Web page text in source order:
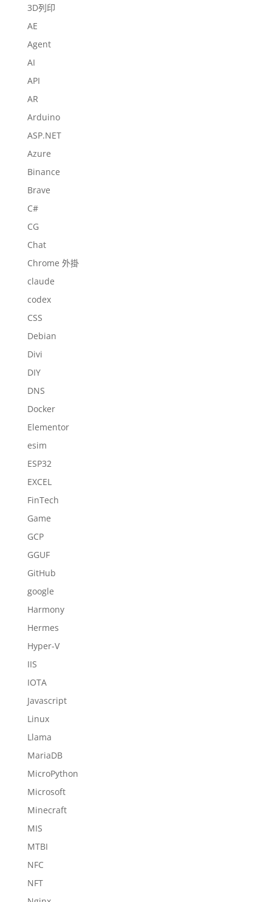
3D列印
AE
Agent
AI
API
AR
Arduino
ASP.NET
Azure
Binance
Brave
C#
CG
Chat
Chrome 外掛
claude
codex
CSS
Debian
Divi
DIY
DNS
Docker
Elementor
esim
ESP32
EXCEL
FinTech
Game
GCP
GGUF
GitHub
google
Harmony
Hermes
Hyper-V
IIS
IOTA
Javascript
Linux
Llama
MariaDB
MicroPython
Microsoft
Minecraft
MIS
MTBI
NFC
NFT